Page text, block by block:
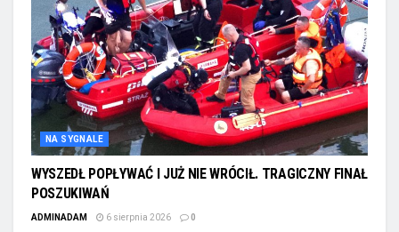
NA SYGNALE
WYSZEDŁ POPŁYWAĆ I JUŻ NIE WRÓCIŁ. TRAGICZNY FINAŁ
POSZUKIWAŃ
ADMINADAM 6 sierpnia 2026 0